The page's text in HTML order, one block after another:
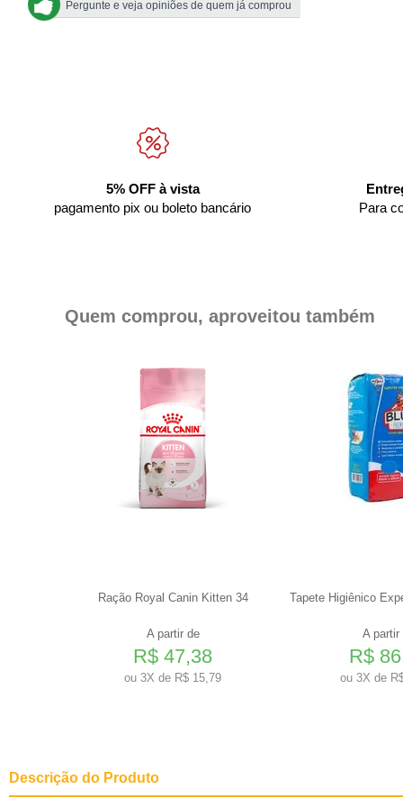
Pergunte e veja opiniões de quem já comprou
5% OFF à vista
pagamento pix ou boleto bancário
Para
Quem comprou, aproveitou também
Ração Royal Canin Kitten 34
A partir de
R$ 47,38
ou 3X de R$ 15,79
Tapete Higiênico
A partir
R$
ou 3X de
Descrição do Produto